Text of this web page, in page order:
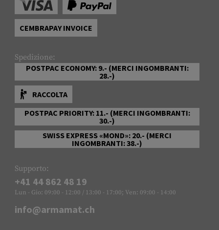
CEMBRAPAY INVOICE
Spedizione:
POSTPAC ECONOMY: 9.- (MERCI INGOMBRANTI:
28.-)
RACCOLTA
POSTPAC PRIORITY: 11.- (MERCI INGOMBRANTI:
30.-)
SWISS EXPRESS «MOND»: 20.- (MERCI
INGOMBRANTI: 38.-)
Supporto:
+41 44 862 48 19
Lun - Gio: 09:00 - 12:00 / 13:00 - 17:00; Ven: 09:00 - 14:00
info@armamat.ch